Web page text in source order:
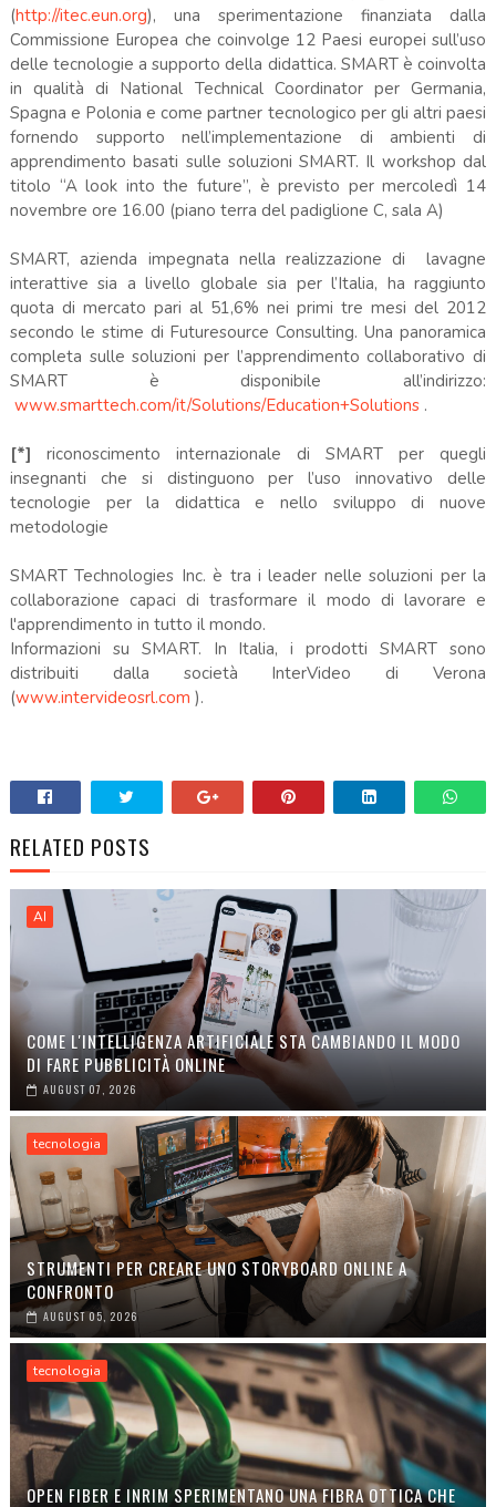
(http://itec.eun.org), una sperimentazione finanziata dalla
Commissione Europea che coinvolge 12 Paesi europei sull’uso
delle tecnologie a supporto della didattica. SMART è coinvolta
in qualità di National Technical Coordinator per Germania,
Spagna e Polonia e come partner tecnologico per gli altri paesi
fornendo supporto nell’implementazione di ambienti di
apprendimento basati sulle soluzioni SMART. Il workshop dal
titolo “A look into the future”, è previsto per mercoledì 14
novembre ore 16.00 (piano terra del padiglione C, sala A)
SMART, azienda impegnata nella realizzazione di lavagne
interattive sia a livello globale sia per l’Italia, ha raggiunto
quota di mercato pari al 51,6% nei primi tre mesi del 2012
secondo le stime di Futuresource Consulting. Una panoramica
completa sulle soluzioni per l’apprendimento collaborativo di
SMART è disponibile all’indirizzo:
www.smarttech.com/it/Solutions/Education+Solutions .
[*] riconoscimento internazionale di SMART per quegli
insegnanti che si distinguono per l’uso innovativo delle
tecnologie per la didattica e nello sviluppo di nuove
metodologie
SMART Technologies Inc. è tra i leader nelle soluzioni per la
collaborazione capaci di trasformare il modo di lavorare e
l'apprendimento in tutto il mondo.
Informazioni su SMART. In Italia, i prodotti SMART sono
distribuiti dalla società InterVideo di Verona
(www.intervideosrl.com ).
RELATED POSTS
AI
COME L'INTELLIGENZA ARTIFICIALE STA CAMBIANDO IL MODO
DI FARE PUBBLICITÀ ONLINE
AUGUST 07, 2026
tecnologia
STRUMENTI PER CREARE UNO STORYBOARD ONLINE A
CONFRONTO
AUGUST 05, 2026
tecnologia
OPEN FIBER E INRIM SPERIMENTANO UNA FIBRA OTTICA CHE